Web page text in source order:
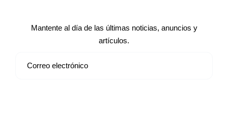
Mantente al día de las últimas noticias, anuncios y
artículos.